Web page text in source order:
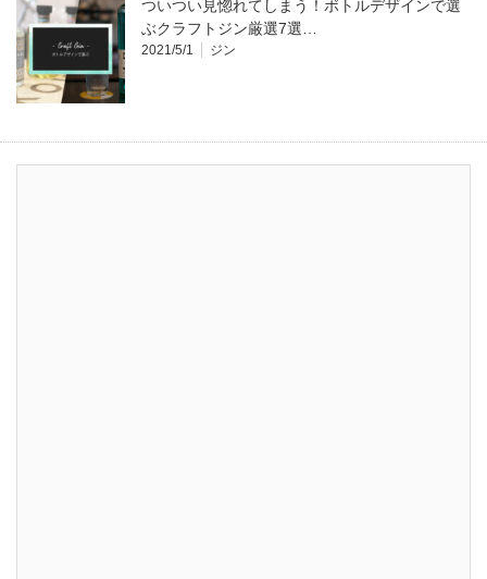
ついつい見惚れてしまう！ボトルデザインで選
ぶクラフトジン厳選7選…
2021/5/1 ジン